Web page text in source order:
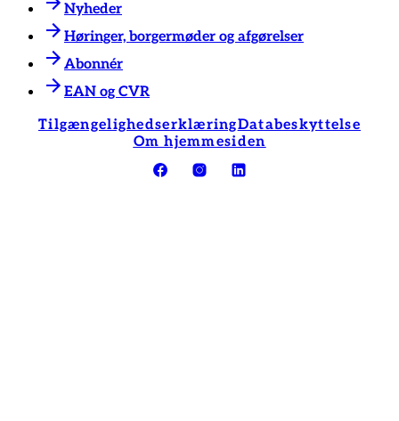
Nyheder
Høringer, borgermøder og afgørelser
Abonnér
EAN og CVR
TilgængelighedserklæringDatabeskyttelse
Om hjemmesiden